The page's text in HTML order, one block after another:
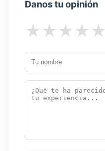
Danos tu opinión
★
★
★
★
★